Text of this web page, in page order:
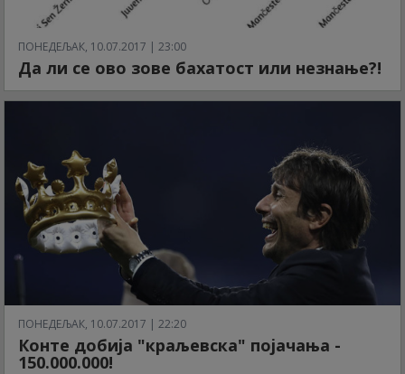
ПОНЕДЕЉАК, 10.07.2017 | 23:00
Да ли се ово зове бахатост или незнање?!
ПОНЕДЕЉАК, 10.07.2017 | 22:20
Конте добија "краљевска" појачања -
150.000.000!